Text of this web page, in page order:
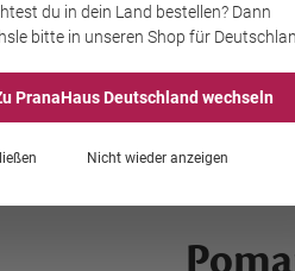
Saledu in dein Land bestellen? Dann
bitte in unseren Shop für
PranaHausDeutschland wechseln
Nicht wieder anzeigen